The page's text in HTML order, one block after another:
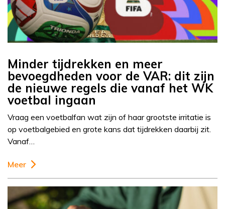
Minder tijdrekken en meer
bevoegdheden voor de VAR: dit zijn
de nieuwe regels die vanaf het WK
voetbal ingaan
Vraag een voetbalfan wat zijn of haar grootste irritatie is
op voetbalgebied en grote kans dat tijdrekken daarbij zit.
Vanaf…
Meer